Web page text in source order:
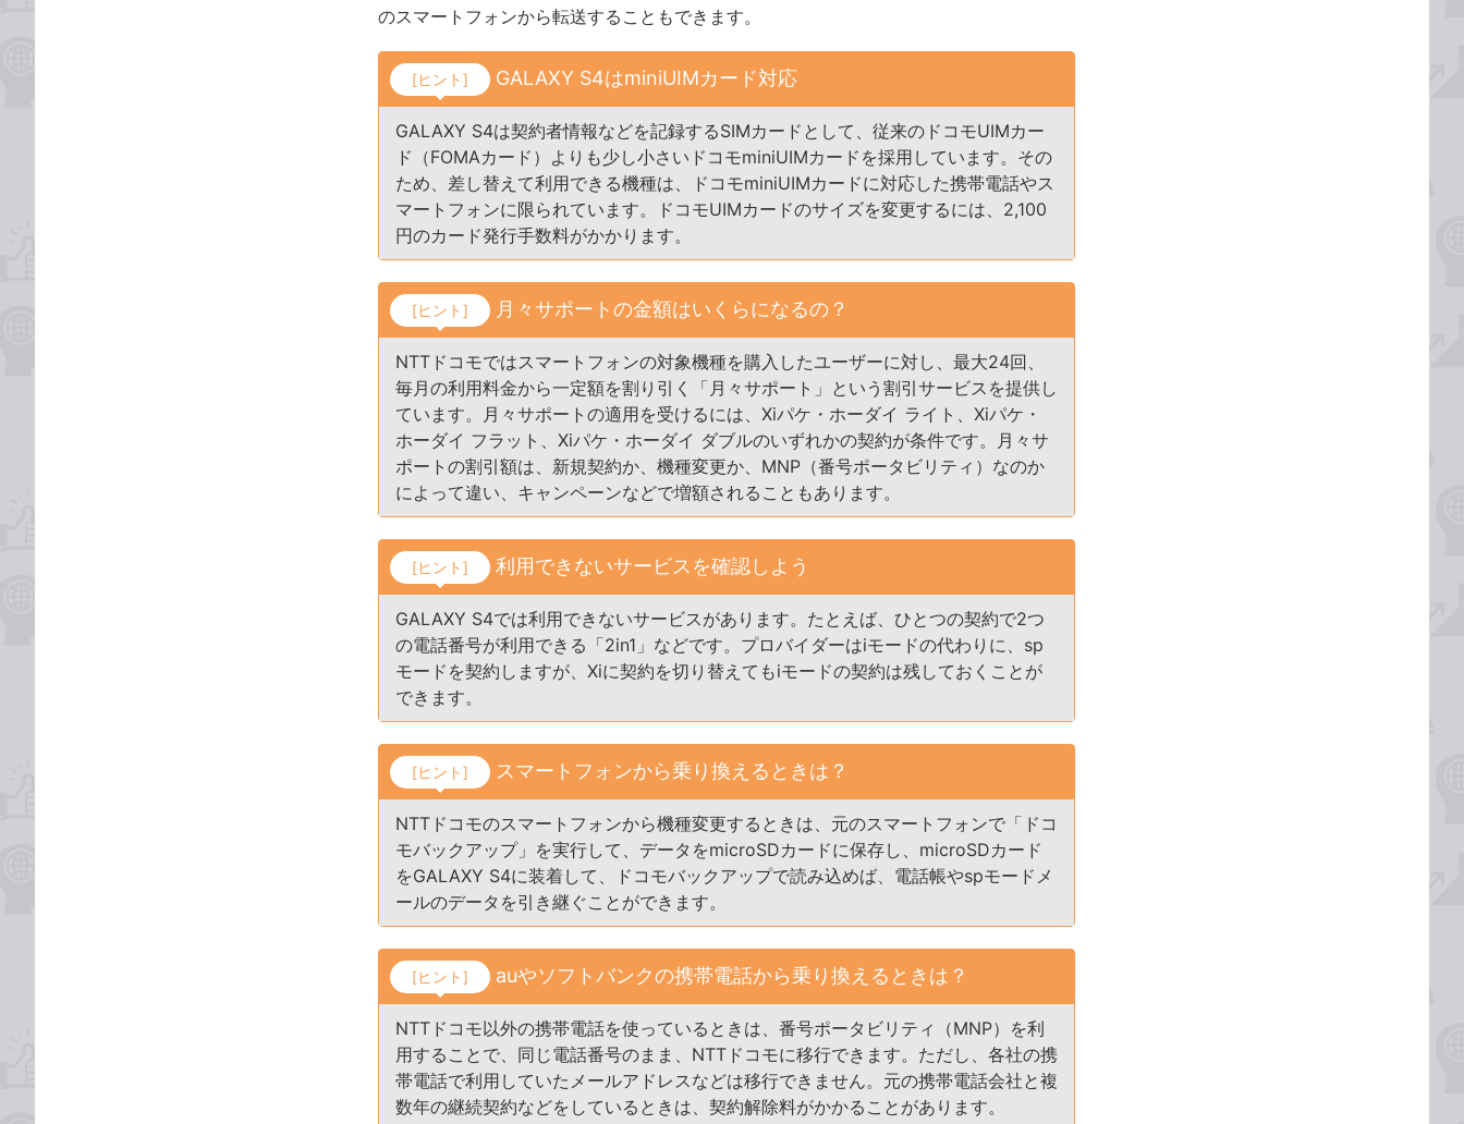
のスマートフォンから転送することもできます。
[ヒント] GALAXY S4はminiUIMカード対応
GALAXY S4は契約者情報などを記録するSIMカードとして、従来のドコモUIMカー
ド（FOMAカード）よりも少し小さいドコモminiUIMカードを採用しています。その
ため、差し替えて利用できる機種は、ドコモminiUIMカードに対応した携帯電話やス
マートフォンに限られています。ドコモUIMカードのサイズを変更するには、2,100
円のカード発行手数料がかかります。
[ヒント] 月々サポートの金額はいくらになるの？
NTTドコモではスマートフォンの対象機種を購入したユーザーに対し、最大24回、
毎月の利用料金から一定額を割り引く「月々サポート」という割引サービスを提供し
ています。月々サポートの適用を受けるには、Xiパケ・ホーダイ ライト、Xiパケ・
ホーダイ フラット、Xiパケ・ホーダイ ダブルのいずれかの契約が条件です。月々サ
ポートの割引額は、新規契約か、機種変更か、MNP（番号ポータビリティ）なのか
によって違い、キャンペーンなどで増額されることもあります。
[ヒント] 利用できないサービスを確認しよう
GALAXY S4では利用できないサービスがあります。たとえば、ひとつの契約で2つ
の電話番号が利用できる「2in1」などです。プロバイダーはiモードの代わりに、sp
モードを契約しますが、Xiに契約を切り替えてもiモードの契約は残しておくことが
できます。
[ヒント] スマートフォンから乗り換えるときは？
NTTドコモのスマートフォンから機種変更するときは、元のスマートフォンで「ドコ
モバックアップ」を実行して、データをmicroSDカードに保存し、microSDカード
をGALAXY S4に装着して、ドコモバックアップで読み込めば、電話帳やspモードメ
ールのデータを引き継ぐことができます。
[ヒント] auやソフトバンクの携帯電話から乗り換えるときは？
NTTドコモ以外の携帯電話を使っているときは、番号ポータビリティ（MNP）を利
用することで、同じ電話番号のまま、NTTドコモに移行できます。ただし、各社の携
帯電話で利用していたメールアドレスなどは移行できません。元の携帯電話会社と複
数年の継続契約などをしているときは、契約解除料がかかることがあります。